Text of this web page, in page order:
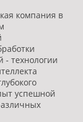
И
машинного
И
их действий
анализ
Ж/Д
компания в
технологии
успешной